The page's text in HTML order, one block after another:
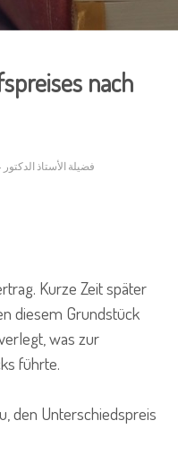
nach
فضيلة الأستاذ
Kurze Zeit später
diesem Grundstück
was zur
führte.
den Unterschiedspreis